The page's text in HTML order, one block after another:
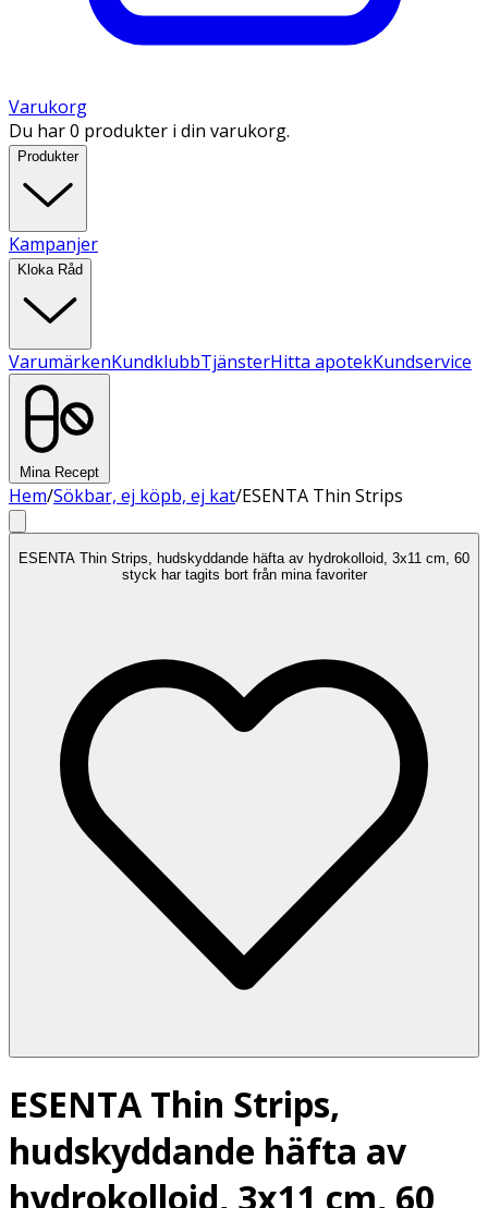
Varukorg
Du har 0 produkter i din varukorg.
Produkter
Kampanjer
Kloka Råd
VarumärkenKundklubbTjänsterHitta apotekKundservice
Mina Recept
Hem/Sökbar, ej köpb, ej kat/ESENTA Thin Strips
ESENTA Thin Strips, hudskyddande häfta av hydrokolloid, 3x11 cm, 60
styck har tagits bort från mina favoriter
ESENTA Thin Strips,
hudskyddande häfta av
hydrokolloid, 3x11 cm, 60